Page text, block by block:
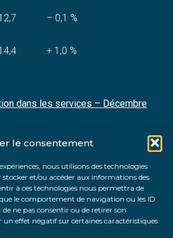
le consentement
nous utilisons des technologies
stocker et/ou accéder aux informations des
à ces technologies nous permettra de
le comportement de navigation ou les ID
de ne pas consentir ou de retirer son
effet négatif sur certaines caractéristiques
– 0,1 %
+ 1,0 %
dans les services – Décembre